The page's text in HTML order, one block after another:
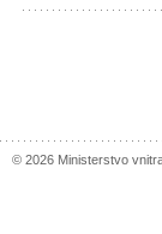
© 2026 Ministerstvo